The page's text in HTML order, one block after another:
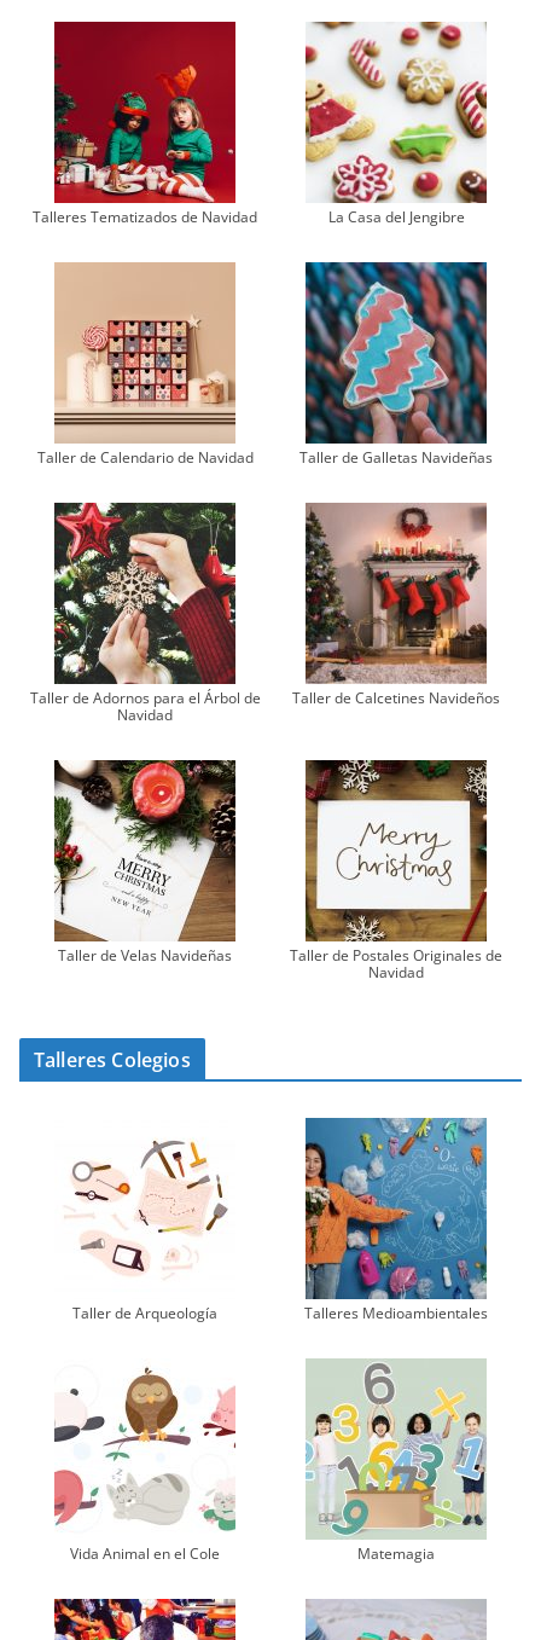
Talleres Tematizados de Navidad La Casa del Jengibre
Taller de Calendario de Navidad Taller de Galletas Navideñas
Taller de Adornos para el Árbol de
Navidad
Taller de Calcetines Navideños
Taller de Velas Navideñas
Taller de Postales Originales de
Navidad
Talleres Colegios
Taller de Arqueología Talleres Medioambientales
Vida Animal en el Cole Matemagia